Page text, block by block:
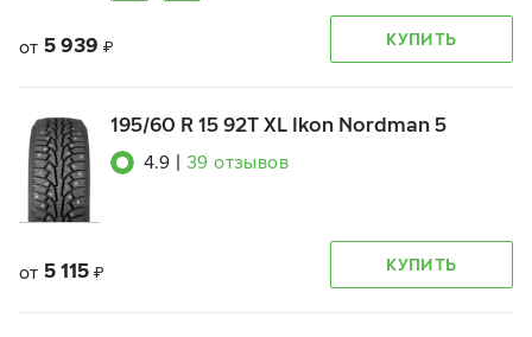
от 5 939 ₽ КУПИТЬ
195/60 R 15 92T XL Ikon Nordman 5
4.9 39 отзывов
от 5 115 ₽ КУПИТЬ